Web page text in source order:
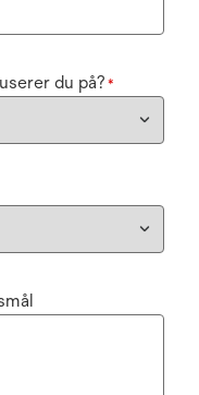
du på? *